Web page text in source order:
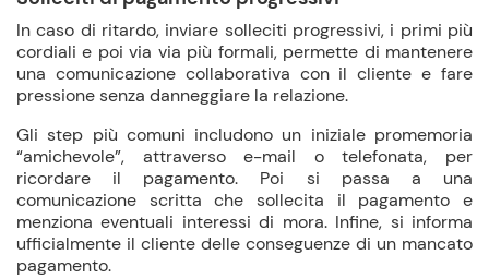
In caso di ritardo, inviare solleciti progressivi, i primi più
cordiali e poi via via più formali, permette di mantenere
una comunicazione collaborativa con il cliente e fare
pressione senza danneggiare la relazione.
Gli step più comuni includono un iniziale promemoria
“amichevole”, attraverso e-mail o telefonata, per
ricordare il pagamento. Poi si passa a una
comunicazione scritta che sollecita il pagamento e
menziona eventuali interessi di mora. Infine, si informa
ufficialmente il cliente delle conseguenze di un mancato
pagamento.